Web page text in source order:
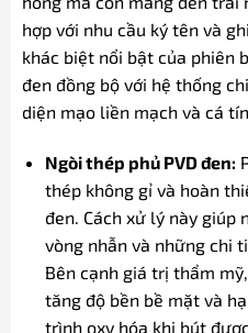
hợp với nhu cầu ký tên và
khác biệt nổi bật của phiên
đen đồng bộ với hệ thống
diện mạo liền mạch và cá
Ngòi thép phủ PVD đen:
thép không gỉ và hoàn
đen. Cách xử lý này giúp
vòng nhẫn và những chi
Bên cạnh giá trị thẩm
tăng độ bền bề mặt và
trình oxy hóa khi bút